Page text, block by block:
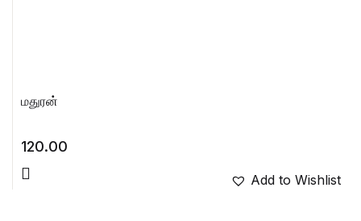
மதுரன்
120.00
Add to Wishlist